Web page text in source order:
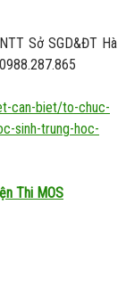
Sở SGD&ĐT Hà
can-biet/to-chuc-
sinh-trung-hoc-
Thi MOS